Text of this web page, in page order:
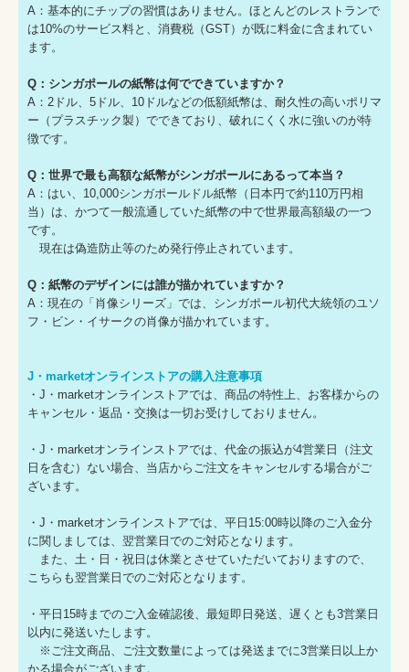
A：基本的にチップの習慣はありません。ほとんどのレストランで
は10%のサービス料と、消費税（GST）が既に料金に含まれてい
ます。
Q：シンガポールの紙幣は何でできていますか？
A：2ドル、5ドル、10ドルなどの低額紙幣は、耐久性の高いポリマ
ー（プラスチック製）でできており、破れにくく水に強いのが特
徴です。
Q：世界で最も高額な紙幣がシンガポールにあるって本当？
A：はい、10,000シンガポールドル紙幣（日本円で約110万円相
当）は、かつて一般流通していた紙幣の中で世界最高額級の一つ
です。
現在は偽造防止等のため発行停止されています。
Q：紙幣のデザインには誰が描かれていますか？
A：現在の「肖像シリーズ」では、シンガポール初代大統領のユソ
フ・ビン・イサークの肖像が描かれています。
J・marketオンラインストアの購入注意事項
・J・marketオンラインストアでは、商品の特性上、お客様からの
キャンセル・返品・交換は一切お受けしておりません。
・J・marketオンラインストアでは、代金の振込が4営業日（注文
日を含む）ない場合、当店からご注文をキャンセルする場合がご
ざいます。
・J・marketオンラインストアでは、平日15:00時以降のご入金分
に関しましては、翌営業日でのご対応となります。
また、土・日・祝日は休業とさせていただいておりますので、
こちらも翌営業日でのご対応となります。
・平日15時までのご入金確認後、最短即日発送、遅くとも3営業日
以内に発送いたします。
※ご注文商品、ご注文数量によっては発送までに3営業日以上か
かる場合がございます。